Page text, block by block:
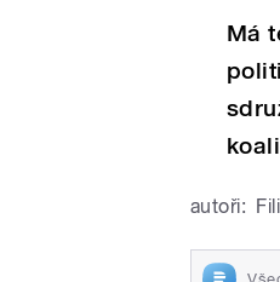
Má
autoři: